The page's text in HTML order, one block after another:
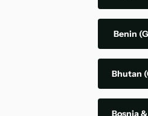
Benin
Bhutan
Bosnia